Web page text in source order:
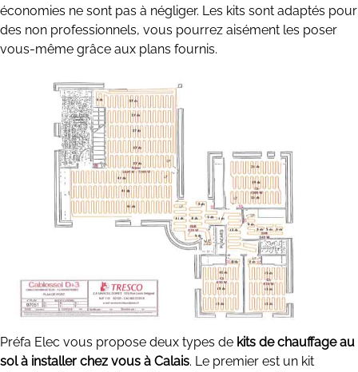
économies ne sont pas à négliger. Les kits sont adaptés pour
des non professionnels, vous pourrez aisément les poser
vous-même grâce aux plans fournis.
Préfa Elec vous propose deux types de kits de chauffage au
sol à installer chez vous à Calais. Le premier est un kit